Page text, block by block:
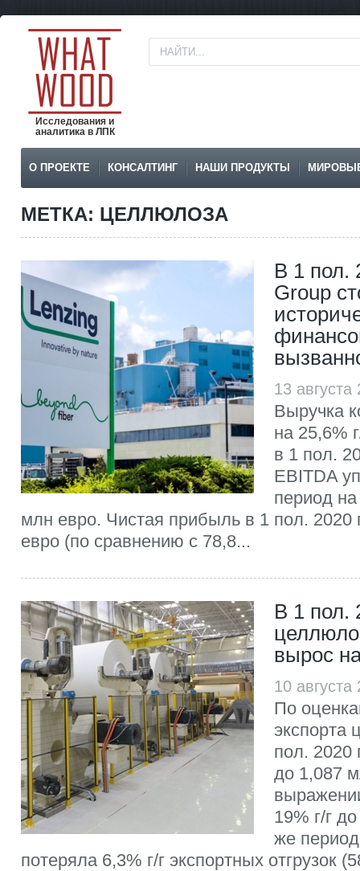
Исследования и
аналитика в ЛПК
О ПРОЕКТЕ КОНСАЛТИНГ НАШИ ПРОДУКТЫ
МЕТКА: ЦЕЛЛЮЛОЗА
В 1 пол.
Group
13
Выручка
на 25,6%
в 1 пол.
EBITDA
период
млн евро. Чистая прибыль в 1 пол. 2020
евро (по сравнению с 78,8...
В 1 пол.
вырос
10
По
экспорта
пол. 2020
до 1,087
19% г/г
же период
потеряла 6,3% г/г экспортных отгрузок